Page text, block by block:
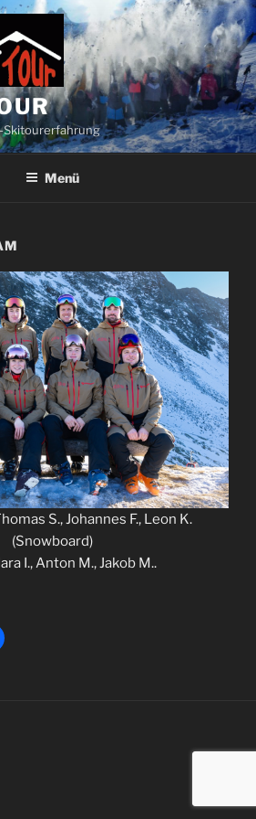
Skitourerfahrung
Menü
S., Johannes F., Leon K.
(Snowboard)
I., Anton M., Jakob M..